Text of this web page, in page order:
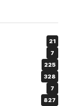
21
7
225
328
7
827